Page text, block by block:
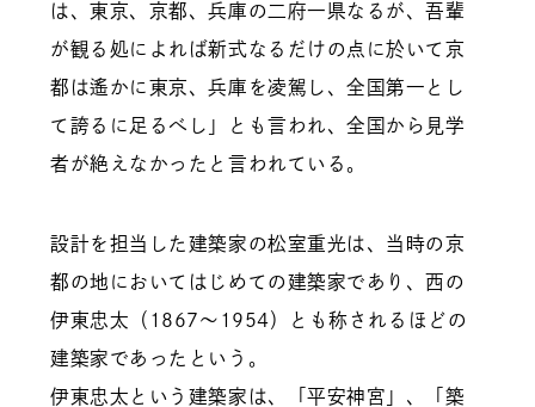
は、東京、京都、兵庫の二府一県なるが、吾輩
が観る処によれば新式なるだけの点に於いて京
都は遙かに東京、兵庫を凌駕し、全国第一とし
て誇るに足るべし」とも言われ、全国から見学
者が絶えなかったと言われている。
設計を担当した建築家の松室重光は、当時の京
都の地においてはじめての建築家であり、西の
伊東忠太（1867～1954）とも称されるほどの
建築家であったという。
伊東忠太という建築家は、「平安神宮」、「築